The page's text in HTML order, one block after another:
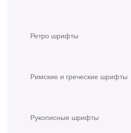
Ретро шрифты
Римские и греческие шрифты
Рукописные шрифты